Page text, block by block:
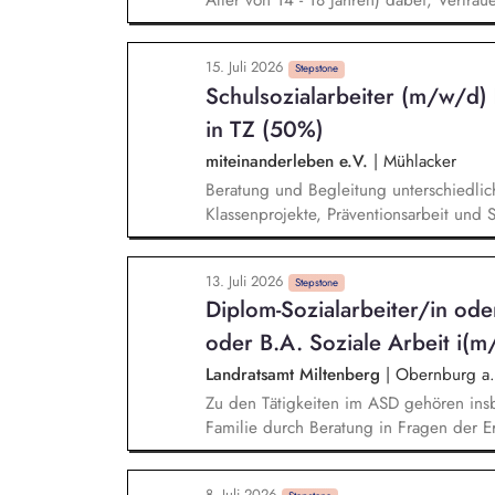
Selbstständigkeit einzuüben. Zudem
indem du hilfst den Alltag zu
ggf. therapeutische Angebote um und
Qualifikationen ein. Außerdem
tragfähige Beziehung und
Alltagsleben und in der
Lebenserfahrungen zu machen.
15. Juli 2026 Stepstone
Schulsozialarbeiter (m/w/d)
in TZ (50%)
miteinanderleben e.V. | Mühlacker
Beratung und Begleitung
Klassenprojekte, Präventionsarbeit
Zusammenarbeit mit Schulleitung,
Förderung und Vernetzung von
Schule für das Gemeinwesen Stärkung
Orientierungshilfen bei verschiedenen
Beruf, Wohnen, Familie etc.)
von Schülern und Schülerinnen durch
13. Juli 2026 Stepstone
Diplom-Sozialarbeiter/in
oder B.A. Soziale Arbeit
Landratsamt Miltenberg | Obernburg
Zu den Tätigkeiten im ASD gehören
Familie durch Beratung in Fragen der
Beratung, Vermittlung und fachliche
Hilfeplanung, Entscheidungen zur